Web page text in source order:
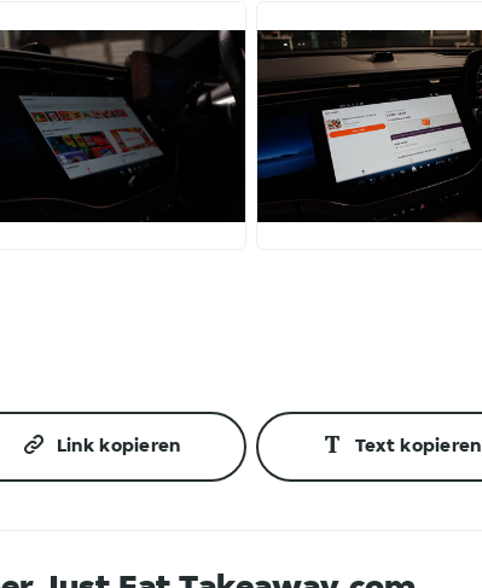
JPG JPG
Link kopieren Text kopieren